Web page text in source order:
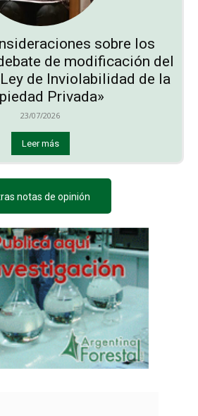
sobre los
de modificación del
de Inviolabilidad de la
Privada»
23/07/2026
Leer más
notas de opinión